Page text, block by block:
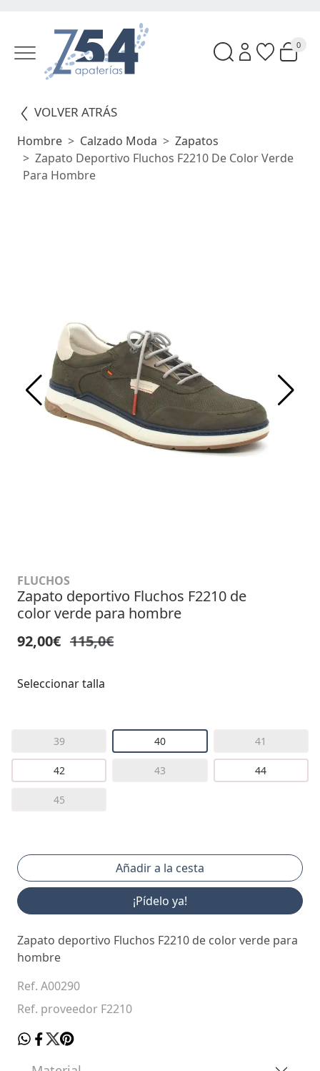
0
VOLVER ATRÁS
Hombre Calzado Moda
Zapatos
Zapato Deportivo Fluchos F2210 De Color Verde
Para Hombre
FLUCHOS
Zapato deportivo Fluchos F2210 de
color verde para hombre
92,00€ 115,0€
Seleccionar talla
39 40 41
42 43 44
45
¡Pídelo ya!
Zapato deportivo Fluchos F2210 de color verde para
hombre
Ref. A00290
Ref. proveedor F2210